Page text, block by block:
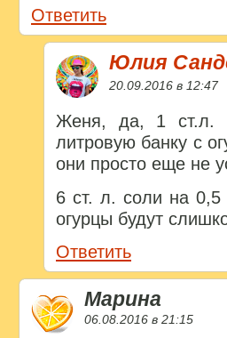
Ответить
Юлия
20.09.2016 в 12:47
Женя, да, 1 ст.л.
литровую банку с
они просто еще не
6 ст. л. соли на
огурцы будут
Ответить
Марина
06.08.2016 в 21:15